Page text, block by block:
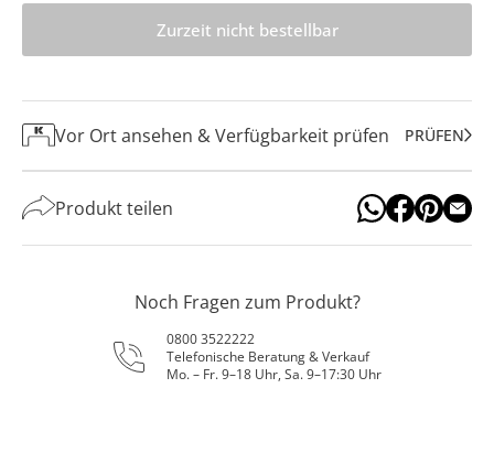
Zurzeit nicht bestellbar
Vor Ort ansehen & Verfügbarkeit prüfen PRÜFEN
Produkt teilen
Noch Fragen zum Produkt?
0800 3522222
Telefonische Beratung & Verkauf
Mo. – Fr. 9–18 Uhr, Sa. 9–17:30 Uhr